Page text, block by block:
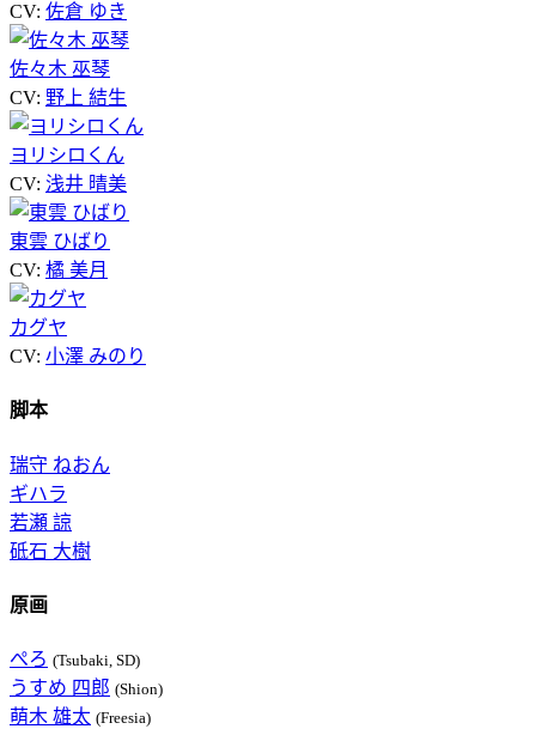
CV: 佐倉 ゆき
佐々木 巫琴
CV: 野上 結生
ヨリシロくん
CV: 浅井 晴美
東雲 ひばり
CV: 橘 美月
カグヤ
CV: 小澤 みのり
脚本
瑞守 ねおん
ギハラ
若瀬 諒
砥石 大樹
原画
ぺろ (Tsubaki, SD)
うすめ 四郎 (Shion)
萌木 雄太 (Freesia)